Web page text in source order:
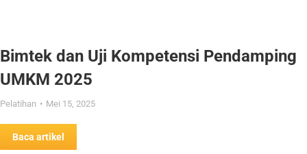
Bimtek dan Uji Kompetensi Pendamping
UMKM 2025
Pelatihan Mei 15, 2025
Baca artikel